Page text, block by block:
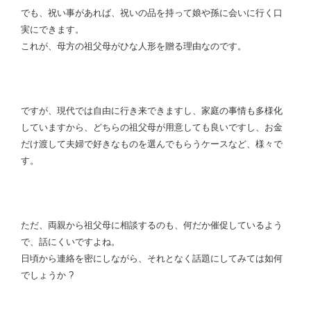
でも、祝い事があれば、祝いの品を持って娘や孫に会いに行く口
実にできます。
これが、母方の祖父母がひな人形を贈る理由なのです。
ですが、現代では自由に行き来できますし、家庭の事情も多様化
していますから、どちらの祖父母が用意しても良いですし、お金
だけ渡して夫婦で好きなものを選んでもらうケースなど、様々で
す。
ただ、両親から祖父母に相談するのも、何だか催促しているよう
で、話にくいですよね。
日頃から連絡を密にしながら、それとなく話題にしてみては如何
でしょうか ?